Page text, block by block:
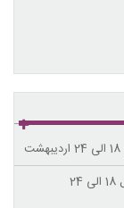
برنامه مطالعه درسی پایه دوازدهم رشته ریاضی متعادل 18 الی 24